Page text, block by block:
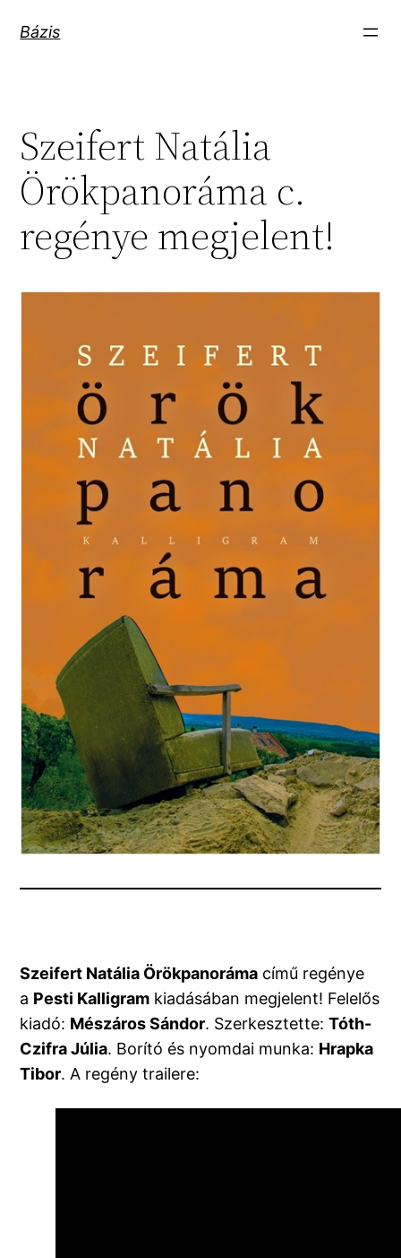
Bázis
Szeifert Natália
Örökpanoráma c.
regénye megjelent!
Szeifert Natália Örökpanoráma című regénye
a Pesti Kalligram kiadásában megjelent! Felelős
kiadó: Mészáros Sándor. Szerkesztette:Tóth-
Czifra Júlia. Borító és nyomdai munka: Hrapka
Tibor. A regény trailere: